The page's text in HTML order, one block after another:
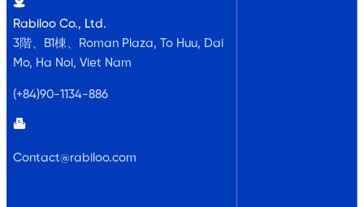
Rabiloo Co., Ltd.
3階、B1棟、Roman Plaza, To Huu, Dai
Mo, Ha Noi, Viet Nam
(+84)90-1134-886
Contact@rabiloo.com